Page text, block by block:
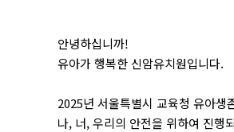
안녕하십니까!
유아가 행복한 신암유치원입니다.
2025년 서울특별시 교육청 유아생
나, 너, 우리의 안전을 위하여 진행